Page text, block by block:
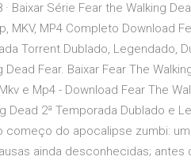
· Baixar Série Fear the Walking
MKV, MP4 Completo Download
Torrent Dublado, Legendado,
Dead Fear. Baixar Fear The
e Mp4 - Download Fear The
Dead 2ª Temporada Dublado e
começo do apocalipse zumbi:
ainda desconhecidas;